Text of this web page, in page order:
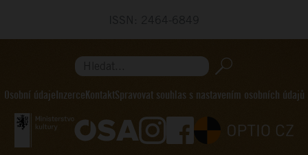
Hledat...
Osobní údaje Inzerce KontaktSpravovat souhlas s nastavením osobních údajů